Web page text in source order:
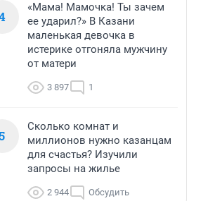
«Мама! Мамочка! Ты зачем
ее ударил?» В Казани
маленькая девочка в
истерике отгоняла мужчину
от матери
3 897 1
Сколько комнат и
миллионов нужно казанцам
для счастья? Изучили
запросы на жилье
2 944 Обсудить